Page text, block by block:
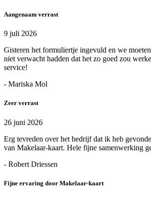
Aangenaam verrast
9 juli 2026
Gisteren het formuliertje ingevuld en we
niet verwacht hadden dat het zo goed zou
service!
- Mariska Mol
Zeer verrast
26 juni 2026
Erg tevreden over het bedrijf dat ik heb
van Makelaar-kaart. Hele fijne samenwerking
- Robert Driessen
Fijne ervaring door Makelaar-kaart